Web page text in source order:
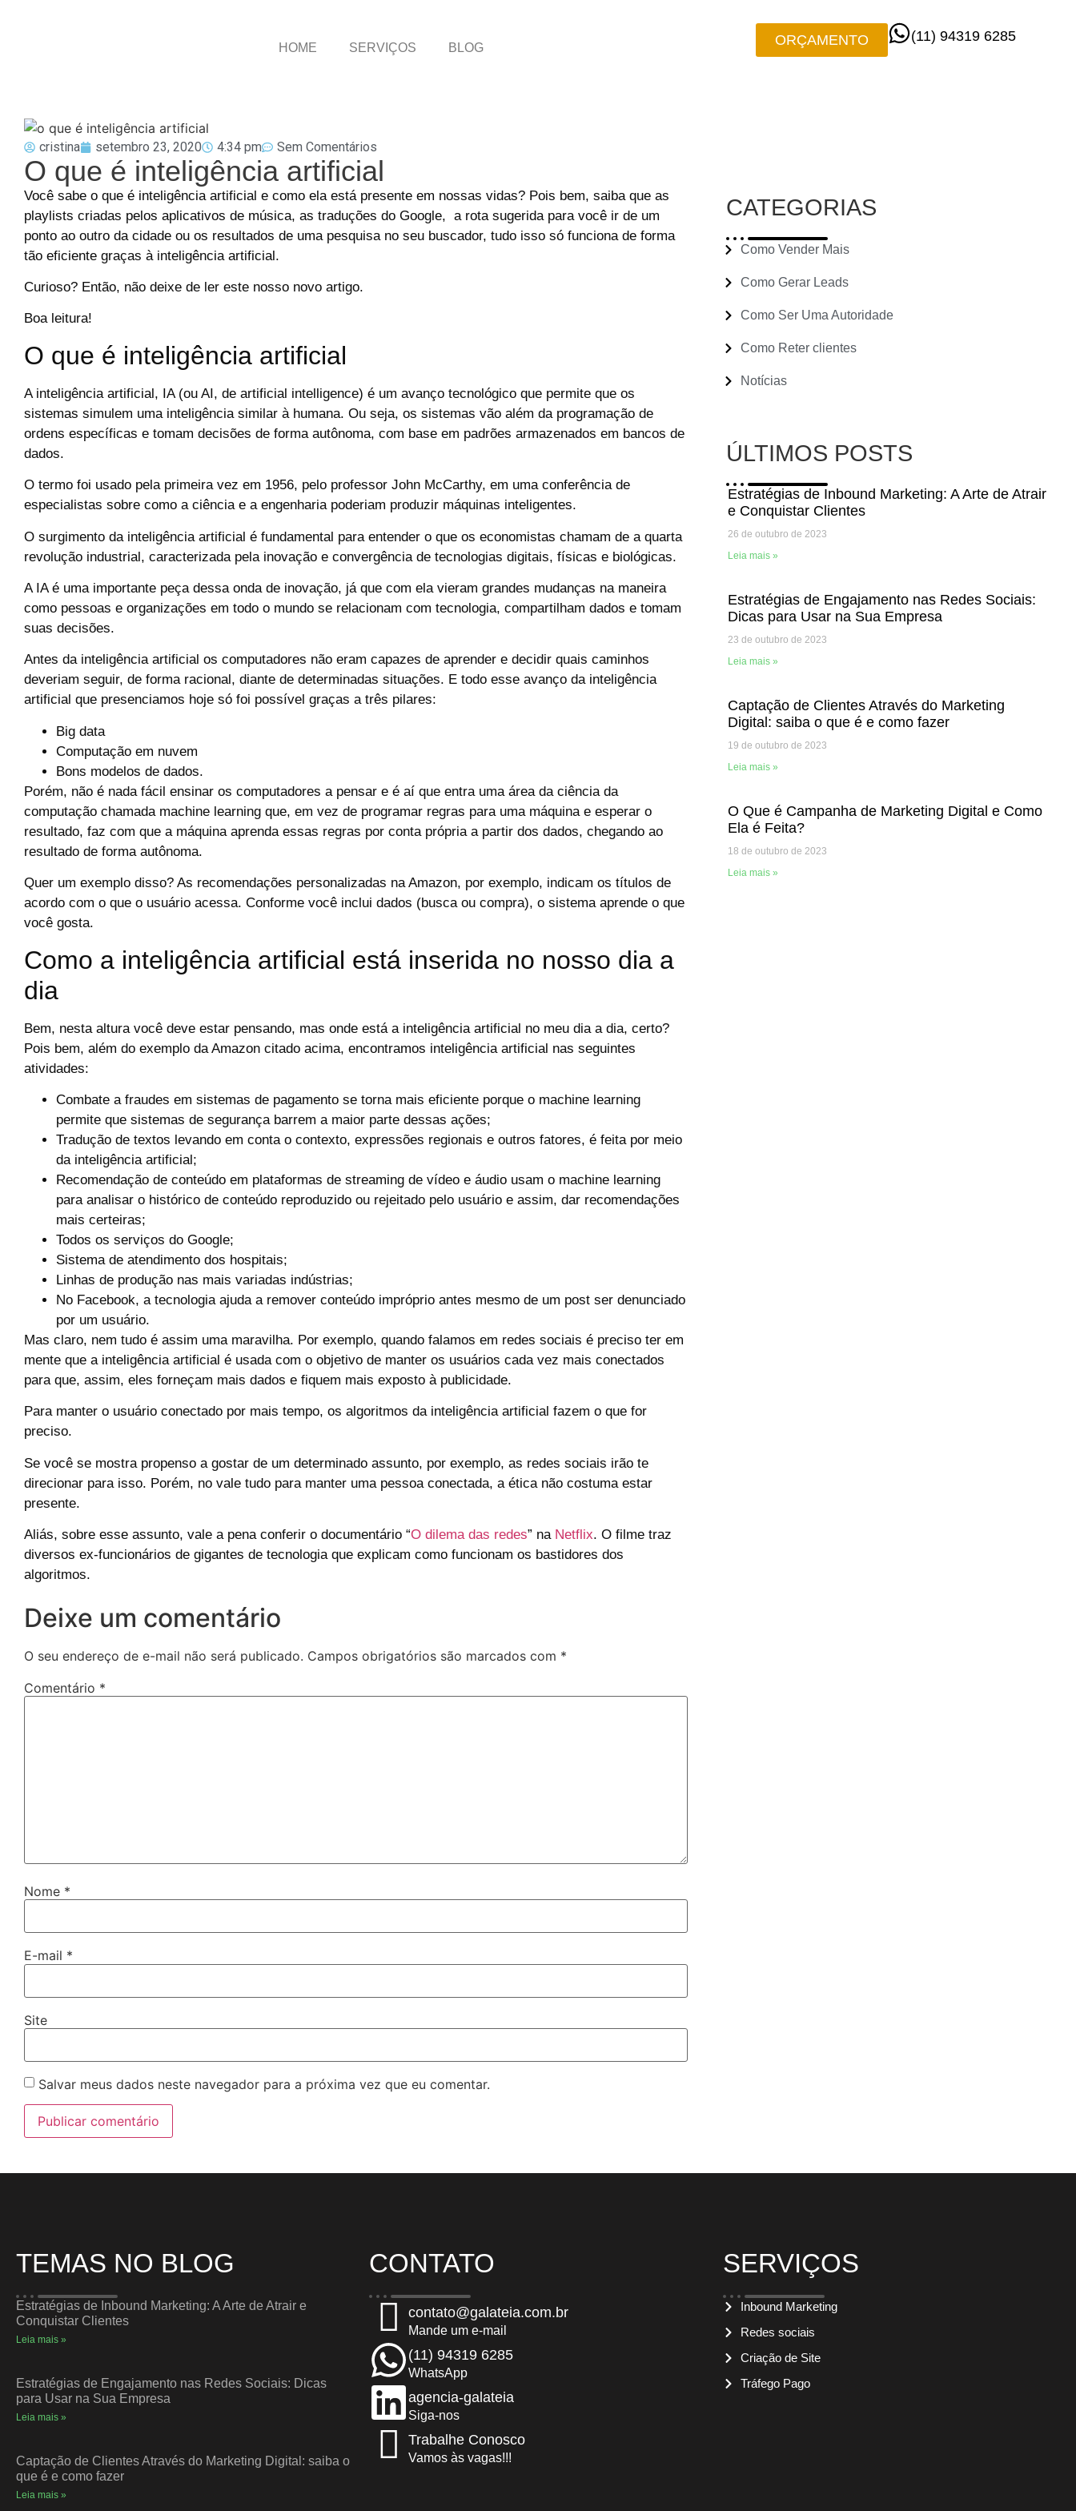
HOME SERVIÇOS BLOG ORÇAMENTO (11) 94319 6285
cristina setembro 23, 2020 4:34 pm Sem Comentários
O que é inteligência artificial
Você sabe o que é inteligência artificial e como ela está presente em nossas vidas? Pois bem, saiba que as
playlists criadas pelos aplicativos de música, as traduções do Google, a rota sugerida para você ir de um
ponto ao outro da cidade ou os resultados de uma pesquisa no seu buscador, tudo isso só funciona de forma
tão eficiente graças à inteligência artificial.
Curioso? Então, não deixe de ler este nosso novo artigo.
Boa leitura!
O que é inteligência artificial
A inteligência artificial, IA (ou AI, de artificial intelligence) é um avanço tecnológico que permite que os
sistemas simulem uma inteligência similar à humana. Ou seja, os sistemas vão além da programação de
ordens específicas e tomam decisões de forma autônoma, com base em padrões armazenados em bancos de
dados.
O termo foi usado pela primeira vez em 1956, pelo professor John McCarthy, em uma conferência de
especialistas sobre como a ciência e a engenharia poderiam produzir máquinas inteligentes.
O surgimento da inteligência artificial é fundamental para entender o que os economistas chamam de a quarta
revolução industrial, caracterizada pela inovação e convergência de tecnologias digitais, físicas e biológicas.
A IA é uma importante peça dessa onda de inovação, já que com ela vieram grandes mudanças na maneira
como pessoas e organizações em todo o mundo se relacionam com tecnologia, compartilham dados e tomam
suas decisões.
Antes da inteligência artificial os computadores não eram capazes de aprender e decidir quais caminhos
deveriam seguir, de forma racional, diante de determinadas situações. E todo esse avanço da inteligência
artificial que presenciamos hoje só foi possível graças a três pilares:
Big data
Computação em nuvem
Bons modelos de dados.
Porém, não é nada fácil ensinar os computadores a pensar e é aí que entra uma área da ciência da
computação chamada machine learning que, em vez de programar regras para uma máquina e esperar o
resultado, faz com que a máquina aprenda essas regras por conta própria a partir dos dados, chegando ao
resultado de forma autônoma.
Quer um exemplo disso? As recomendações personalizadas na Amazon, por exemplo, indicam os títulos de
acordo com o que o usuário acessa. Conforme você inclui dados (busca ou compra), o sistema aprende o que
você gosta.
Como a inteligência artificial está inserida no nosso dia a
dia
Bem, nesta altura você deve estar pensando, mas onde está a inteligência artificial no meu dia a dia, certo?
Pois bem, além do exemplo da Amazon citado acima, encontramos inteligência artificial nas seguintes
atividades:
Combate a fraudes em sistemas de pagamento se torna mais eficiente porque o machine learning
permite que sistemas de segurança barrem a maior parte dessas ações;
Tradução de textos levando em conta o contexto, expressões regionais e outros fatores, é feita por meio
da inteligência artificial;
Recomendação de conteúdo em plataformas de streaming de vídeo e áudio usam o machine learning
para analisar o histórico de conteúdo reproduzido ou rejeitado pelo usuário e assim, dar recomendações
mais certeiras;
Todos os serviços do Google;
Sistema de atendimento dos hospitais;
Linhas de produção nas mais variadas indústrias;
No Facebook, a tecnologia ajuda a remover conteúdo impróprio antes mesmo de um post ser denunciado
por um usuário.
Mas claro, nem tudo é assim uma maravilha. Por exemplo, quando falamos em redes sociais é preciso ter em
mente que a inteligência artificial é usada com o objetivo de manter os usuários cada vez mais conectados
para que, assim, eles forneçam mais dados e fiquem mais exposto à publicidade.
Para manter o usuário conectado por mais tempo, os algoritmos da inteligência artificial fazem o que for
preciso.
Se você se mostra propenso a gostar de um determinado assunto, por exemplo, as redes sociais irão te
direcionar para isso. Porém, no vale tudo para manter uma pessoa conectada, a ética não costuma estar
presente.
Aliás, sobre esse assunto, vale a pena conferir o documentário “O dilema das redes” na Netflix. O filme traz
diversos ex-funcionários de gigantes de tecnologia que explicam como funcionam os bastidores dos
algoritmos.
Deixe um comentário
O seu endereço de e-mail não será publicado. Campos obrigatórios são marcados com *
Comentário *
Nome *
E-mail *
Site
Salvar meus dados neste navegador para a próxima vez que eu comentar.
CATEGORIAS
Como Vender Mais
Como Gerar Leads
Como Ser Uma Autoridade
Como Reter clientes
Notícias
ÚLTIMOS POSTS
Estratégias de Inbound Marketing: A Arte de Atrair
e Conquistar Clientes
26 de outubro de 2023
Leia mais »
Estratégias de Engajamento nas Redes Sociais:
Dicas para Usar na Sua Empresa
23 de outubro de 2023
Leia mais »
Captação de Clientes Através do Marketing
Digital: saiba o que é e como fazer
19 de outubro de 2023
Leia mais »
O Que é Campanha de Marketing Digital e Como
Ela é Feita?
18 de outubro de 2023
Leia mais »
TEMAS NO BLOG
Estratégias de Inbound Marketing: A Arte de Atrair e
Conquistar Clientes
Leia mais »
Estratégias de Engajamento nas Redes Sociais: Dicas
para Usar na Sua Empresa
Leia mais »
Captação de Clientes Através do Marketing Digital: saiba o
que é e como fazer
Leia mais »
CONTATO
contato@galateia.com.br
Mande um e-mail
(11) 94319 6285
WhatsApp
agencia-galateia
Siga-nos
Trabalhe Conosco
Vamos às vagas!!!
SERVIÇOS
Inbound Marketing
Redes sociais
Criação de Site
Tráfego Pago